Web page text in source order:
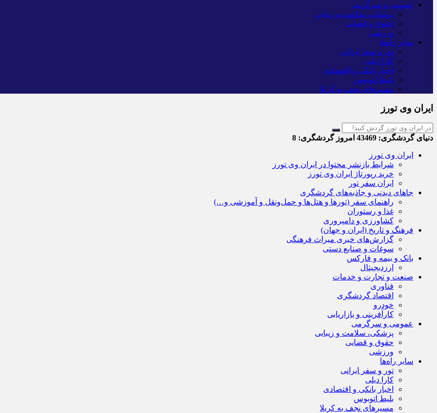
عمومی و سرگرمی
پزشکی، سلامت و زیبایی
حقوق و قضایی
ورزشی
سایر راه‌ها
تور و سفر ایرانی
کارا دیلی
اخبار بانکی و اقتصادی
بلیط اتوبوس
مسیرهای نجف به کربلا
ایران وی تورز
دنیای گردشگری: امروز گردشگری:
ایران وی تورز
شرایط بازنشر محتوا در ایران وی تورز
خرید رپورتاژ ایران وی تورز
ایران سفر تور
جاهای دیدنی و جاذبه‌های گردشگری
راهنمای سفر (تورها و هتل‌ها و حمل‌و‌نقل و آموزشی و…)
غذا و رستوران
کشاورزی و دامپروری
فرهنگ و تاریخ (ایران و جهان)
گزارش‌های خبری میراث فرهنگی
سوغات و صنایع دستی
بانک و بیمه و فارکس
ارزدیجیتال
صنعت و تجارت و خدمات
فناوری
اقتصاد گردشگری
خودرو
کارآفرینی و بازاریابی
عمومی و سرگرمی
پزشکی، سلامت و زیبایی
حقوق و قضایی
ورزشی
سایر راه‌ها
تور و سفر ایرانی
کارا دیلی
اخبار بانکی و اقتصادی
بلیط اتوبوس
مسیرهای نجف به کربلا